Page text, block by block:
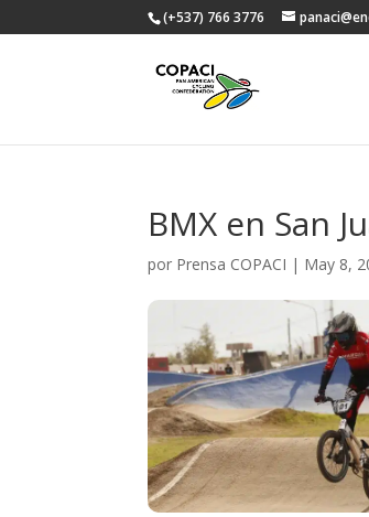
(+537) 766 3776
BMX en San
por Prensa COPACI | May 8,